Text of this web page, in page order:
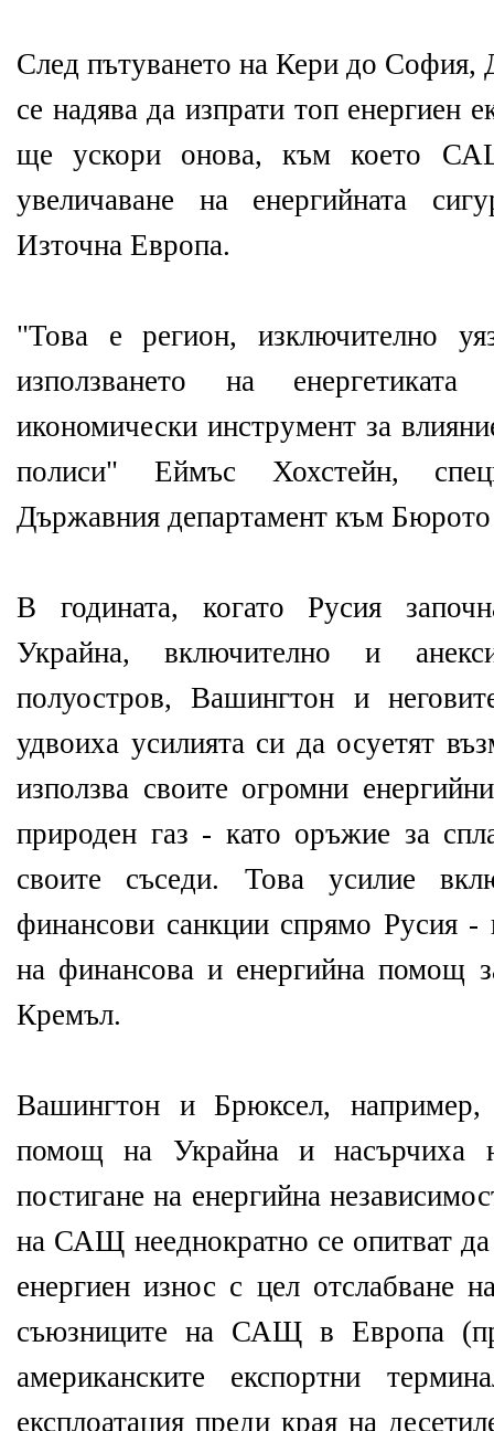
След пътуването на Кери до София,
се надява да изпрати топ енергиен
ще ускори онова, към което
увеличаване на енергийната
Източна Европа.
"Това е регион, изключително
използването на
икономически инструмент за
полиси" Еймъс Хохстейн,
Държавния департамент към Бюрото
В годината, когато Русия
Украйна, включително и
полуостров, Вашингтон и
удвоиха усилията си да осуетят
използва своите огромни
природен газ - като оръжие за
своите съседи. Това усилие
финансови санкции спрямо Русия
на финансова и енергийна помощ
Кремъл.
Вашингтон и Брюксел, например,
помощ на Украйна и насърчиха
постигане на енергийна
на САЩ нееднократно се опитват да
енергиен износ с цел отслабване
съюзниците на САЩ в Европа
американските експортни
експлоатация преди края на